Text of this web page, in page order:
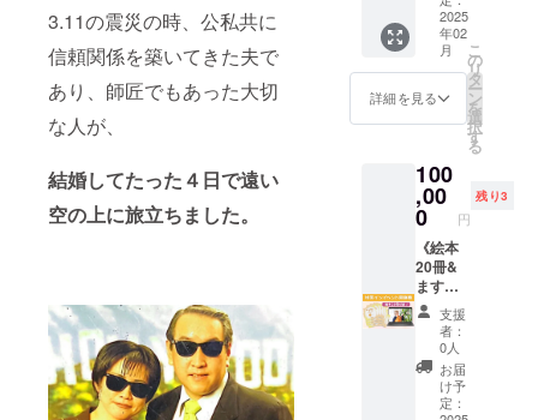
3.11の震災の時、公私共に
信頼関係を築いてきた夫で
あり、師匠でもあった大切
な人が、
結婚してたった４日で遠い
空の上に旅立ちました。
グにつ
いて
は、な
おさん
と直接
ご連絡
をして
ジュー
ル調整
をして
いただ
きます
※オンラ
イン
ツール
は
Google
Meetを
使用し
ます。
前まで
にお送
りくだ
さい）
場所の
詳細は
ル、
メッ
セージ
にてご
連絡さ
せてく
ださい
◇パー
ティー
につい
て 開催
日時：
2025年
2月23日
いただ
けます
※日時や
場所の
メー
ル、
にてご
連絡さ
せてく
ださい
※チラシ
は当日
の開催
前にご
持参く
ださい
（郵送
も可で
す。指
※絵本は
後日郵
送にな
ります
チ会に
ついて
間 日
時：
12:00か
ら14:00
を予定
場所：
東京
（詳細
は支援
者の方
にご連
絡いた
しま
セット
です ・
国内送
料込み
※わたし
ウント
での配
信の
他、あ
なたの
アカウ
ントで
の配信
Instagr
amにも
対応可
能です
サリー
を纏っ
て、ス
タイリ
ングや
もつい
たブラ
ンディ
ング撮
影会を
企画し
まし
た！ [内
容] ・リ
メイク
サリー1
枚 ・サ
リーを
があな
たのオ
ンライ
ンイベ
ントに
登壇い
たしま
本の読
み聞か
せ、お
名前ポ
エムの
描きあ
いなど
90分ま
での時
間で登
壇させ
ていた
だきま
2025
年02
月
詳細を見る
こ
の
リ
タ
ー
ン
を
選
択
す
る
100
,00
0 円
残り3
《絵本
20冊&
ますみ
んの対
面イベ
ント開
催権
利》 ま
すみん
支援
者：
0人
お届
け予
定：